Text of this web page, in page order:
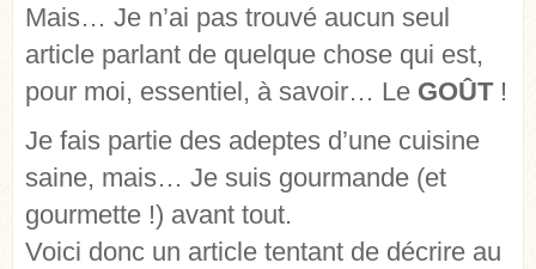
Mais… Je n’ai pas trouvé aucun seul
article parlant de quelque chose qui est,
pour moi, essentiel, à savoir… Le GOÛT!
Je fais partie des adeptes d’une cuisine
saine, mais… Je suis gourmande (et
gourmette !) avant tout.
Voici donc un article tentant de décrire au